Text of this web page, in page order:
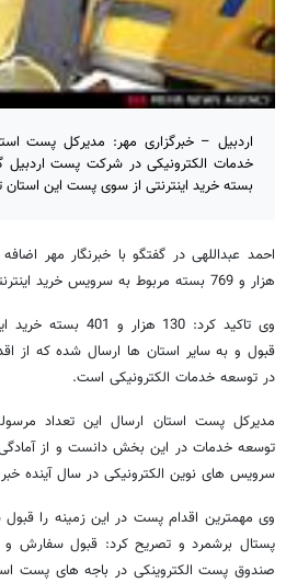
اردبیل – خبرگزاری مهر: مدیرکل پست
بسته خرید اینترنتی از سوی پست این
هزار و 769 بسته مربوط به سرویس خرید اینترنتی در استان توزیع شده است.
وی تاکید کرد: 130
قبول و به سایر استان ها ارسال شده که از
در توسعه خدمات الکترونیکی است.
مدیرکل پست استان ارسال این تعداد
توسعه خدمات در این بخش دانست و از
سرویس های نوین الکترونیکی در سال آینده خبر
وی مهمترین اقدام پست در این زمینه را
پستال برشمرد و تصریح کرد: قبول سفارش
صندوق پست الکتروینکی در باجه های پست